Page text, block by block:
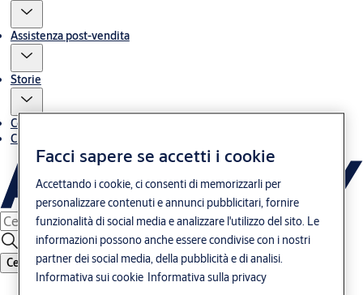
Assistenza post-vendita
Storie
Contatti
Chi siamo
Cerca
Facci sapere se accetti i cookie
Accettando i cookie, ci consenti di memorizzarli per
personalizzare contenuti e annunci pubblicitari, fornire
funzionalità di social media e analizzare l'utilizzo del sito. Le
informazioni possono anche essere condivise con i nostri
partner dei social media, della pubblicità e di analisi.
Informativa sui cookie Informativa sulla privacy